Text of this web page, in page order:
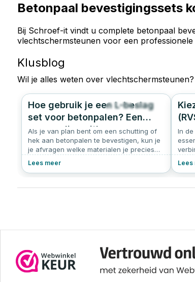
Betonpaal bevestigingssets
Bij Schroef-it vindt u complete betonpaal
vlechtschermsteunen voor een
Klusblog
Wil je alles weten over vlechtschermsteunen
408 4.9
Hoe gebruik je een L-beslag
set voor betonpalen? Een
eenvoudige uitleg
Als je van plan bent om een schutting of
hek aan betonpalen te bevestigen, kun je
je afvragen welke materialen je precies
nodig hebt en hoe je dat aanpakt. Bij
Schroef-it helpen we je graag op weg! In
set voor betonpalen precies is, hoe het
Lees meer
In
Lees